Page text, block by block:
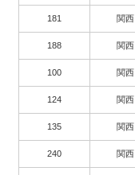
181 関西
188 関西
100 関西
124 関西
135 関西
240 関西